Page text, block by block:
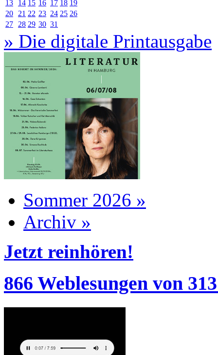
13
14 15 16 17 18 19
20
21 22 23 24 25 26
27
28 29 30 31
» Die digitale Printausgabe
Sommer 2026 »
Archiv »
Jetzt reinhören!
866 Weblesungen von